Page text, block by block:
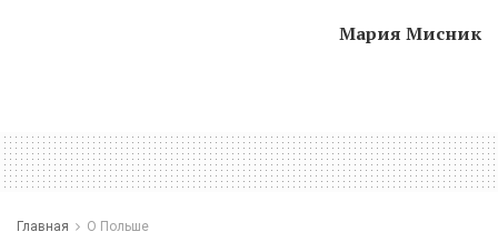
Мария Мисник
Главная О Польше